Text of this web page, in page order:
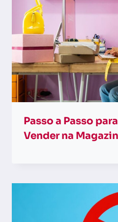
Passo a Passo
Vender na